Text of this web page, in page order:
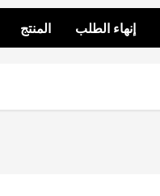
إنهاء الطلب المنتج